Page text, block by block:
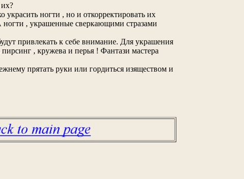
ногти , но и откорректировать их
, украшенные сверкающими стразами
привлекать к себе внимание. Для украшения
, кружева и перья ! Фантази мастера
прятать руки или гордиться изяществом и